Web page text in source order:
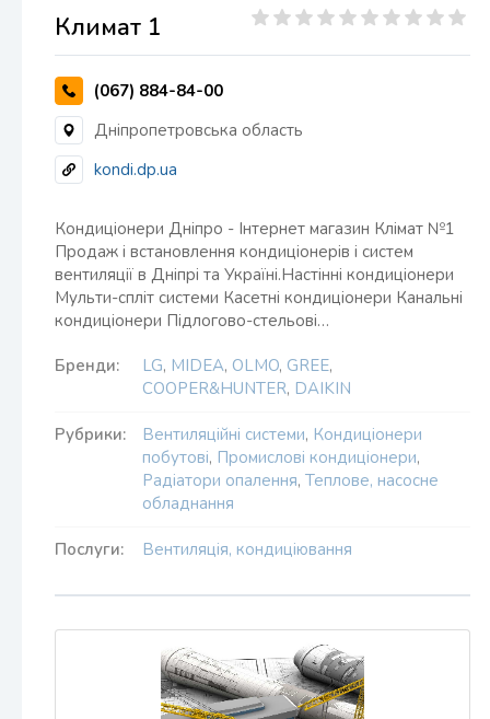
Климат 1
(067) 884-84-00
Дніпропетровська область
kondi.dp.ua
Кондиціонери Дніпро - Інтернет магазин Клімат №1
Продаж і встановлення кондиціонерів і систем
вентиляції в Дніпрі та Україні.Настінні кондиціонери
Мульти-спліт системи Касетні кондиціонери Канальні
кондиціонери Підлогово-стельові…
Бренди: LG, MIDEA, OLMO, GREE,
COOPER&HUNTER, DAIKIN
Рубрики: Вентиляційні системи, Кондиціонери
побутові, Промислові кондиціонери,
Радіатори опалення, Теплове, насосне
обладнання
Послуги: Вентиляція, кондиціювання